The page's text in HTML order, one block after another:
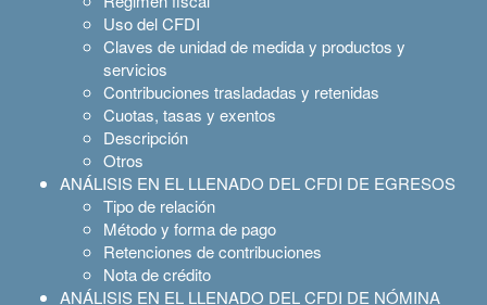
Uso del CFDI
Claves de unidad de medida y productos y
servicios
Contribuciones trasladadas y retenidas
Cuotas, tasas y exentos
Descripción
Otros
ANÁLISIS EN EL LLENADO DEL CFDI DE EGRESOS
Tipo de relación
Método y forma de pago
Retenciones de contribuciones
Nota de crédito
ANÁLISIS EN EL LLENADO DEL CFDI DE NÓMINA